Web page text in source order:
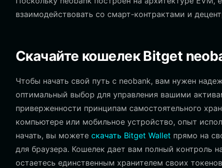
взаимодействовать со смарт-контрактами и
Скачайте кошелек Bitget
Чтобы начать свой путь с neobank, вам нужен
оптимальный выбор для управления вашими
приверженности принципам самостоятельного
компьютере или мобильное устройство, опыт
начать, вы можете скачать Bitget Wallet прямо на
для браузера. Кошелек дает вам полный контроль
остаетесь единственным хранителем своих